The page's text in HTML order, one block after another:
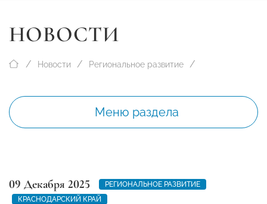
НОВОСТИ
Новости Региональное развитие
Меню раздела
09 Декабря 2025
РЕГИОНАЛЬНОЕ РАЗВИТИЕ
КРАСНОДАРСКИЙ КРАЙ